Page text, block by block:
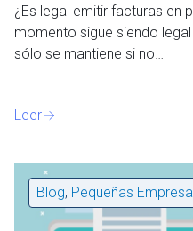
¿Es legal emitir facturas en
momento sigue siendo
sólo se mantiene si no…
Leer
Blog, Pequeñas